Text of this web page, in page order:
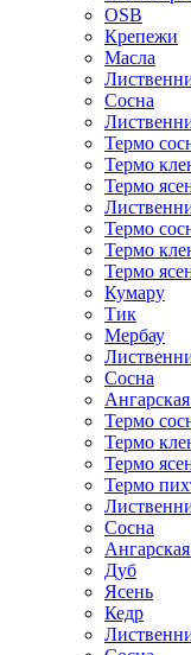
OSB
Крепежи
Масла
Сосна
Термо
Термо
Термо
Термо
Термо
Термо
Кумару
Тик
Мербау
Сосна
Термо
Термо
Термо
Термо
Сосна
Дуб
Ясень
Кедр